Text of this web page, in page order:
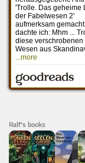
Ralf's books